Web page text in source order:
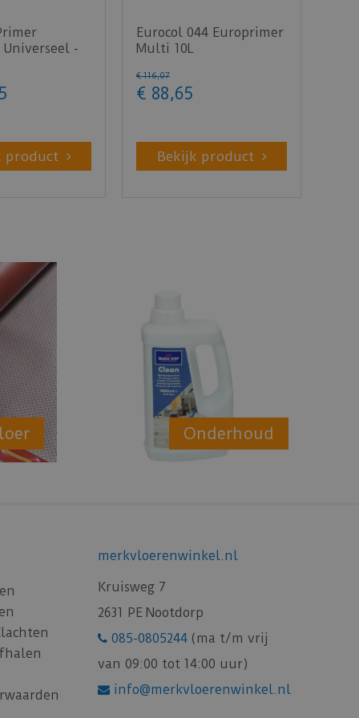
-
product
Eurocol 044 Europrimer
Multi 10L
€ 116,07
€ 88,65
Bekijk product
Onderhoud
merkvloerenwinkel.nl
Kruisweg 7
2631 PE Nootdorp
085-0805244 (ma t/m vrij
van 09:00 tot 14:00 uur)
info@merkvloerenwinkel.nl